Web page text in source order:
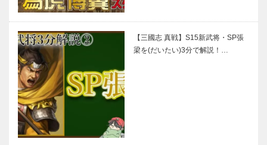
【三國志 真戦】S15新武将・SP張
梁を(だいたい)3分で解説！…